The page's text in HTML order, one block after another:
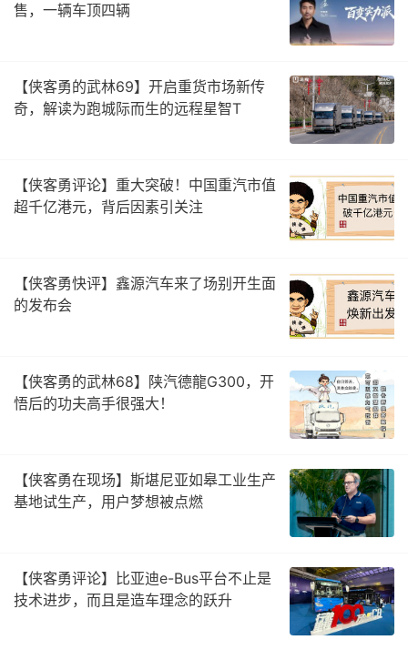
售，一辆车顶四辆
【侠客勇的武林69】开启重货市场新传
奇，解读为跑城际而生的远程星智T
【侠客勇评论】重大突破！中国重汽市值
超千亿港元，背后因素引关注
【侠客勇快评】鑫源汽车来了场别开生面
的发布会
【侠客勇的武林68】陕汽德龍G300，开
悟后的功夫高手很强大！
【侠客勇在现场】斯堪尼亚如皋工业生产
基地试生产，用户梦想被点燃
【侠客勇评论】比亚迪e-Bus平台不止是
技术进步，而且是造车理念的跃升